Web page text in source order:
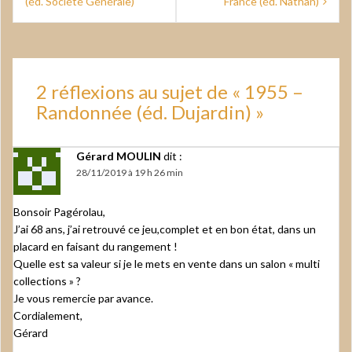
l’article
2 réflexions au sujet de « 1955 –
Randonnée (éd. Dujardin) »
Gérard MOULIN dit :
28/11/2019 à 19 h 26 min
Bonsoir Pagérolau,
J’ai 68 ans, j’ai retrouvé ce jeu,complet et en bon état, dans un
placard en faisant du rangement !
Quelle est sa valeur si je le mets en vente dans un salon « multi
collections » ?
Je vous remercie par avance.
Cordialement,
Gérard